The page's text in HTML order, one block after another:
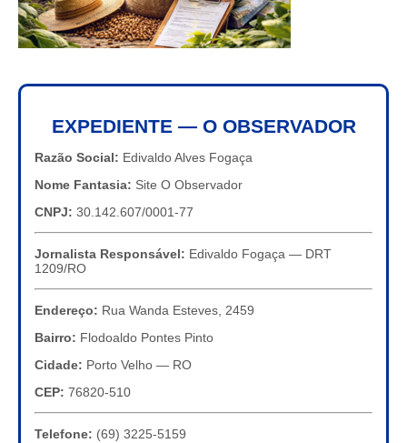
EXPEDIENTE — O OBSERVADOR
Razão Social: Edivaldo Alves Fogaça
Nome Fantasia: Site O Observador
CNPJ: 30.142.607/0001-77
Jornalista Responsável: Edivaldo Fogaça — DRT
1209/RO
Endereço: Rua Wanda Esteves, 2459
Bairro: Flodoaldo Pontes Pinto
Cidade: Porto Velho — RO
CEP: 76820-510
Telefone: (69) 3225-5159